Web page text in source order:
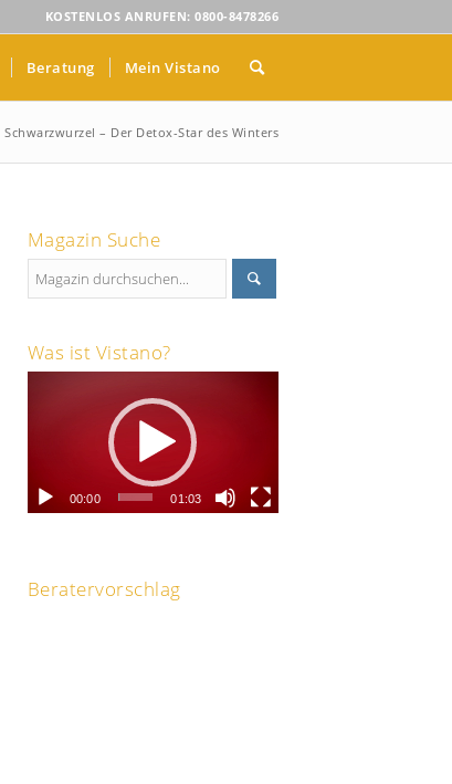
KOSTENLOS ANRUFEN: 0800-8478266
Beratung Mein Vistano
Schwarzwurzel – Der Detox-Star des Winters
Magazin Suche
Was ist Vistano?
00:00 01:03
Beratervorschlag